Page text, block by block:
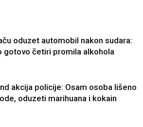
oduzet automobil nakon sudara:
gotovo četiri promila alkohola
akcija policije: Osam osoba lišeno
oduzeti marihuana i kokain